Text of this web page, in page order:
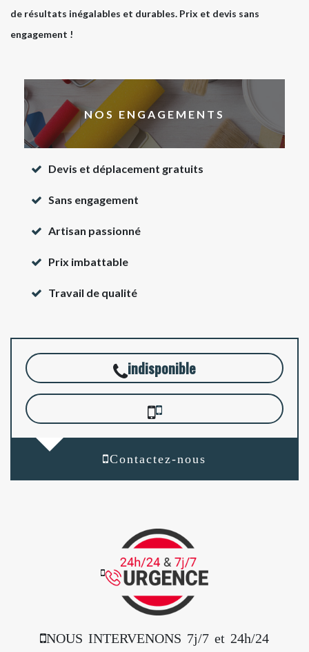
de résultats inégalables et durables. Prix et devis sans
engagement !
NOS ENGAGEMENTS
Devis et déplacement gratuits
Sans engagement
Artisan passionné
Prix imbattable
Travail de qualité
indisponible
Contactez-nous
NOUS INTERVENONS 7j/7 et 24h/24